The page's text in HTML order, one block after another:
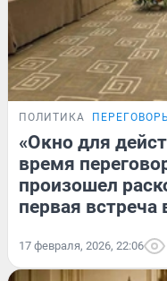
ПОЛИТИКА
«Окно для
время
произошел
первая
17 февраля, 2026, 22:06